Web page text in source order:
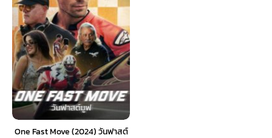
One Fast Move (2024) วันฟาสต์